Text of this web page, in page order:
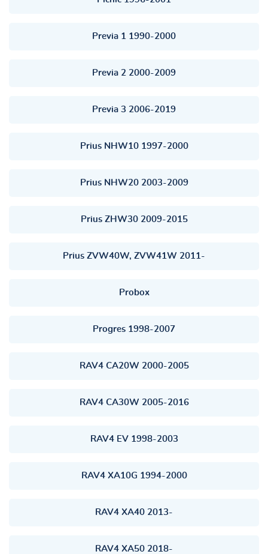
Previa 1 1990-2000
Previa 2 2000-2009
Previa 3 2006-2019
Prius NHW10 1997-2000
Prius NHW20 2003-2009
Prius ZHW30 2009-2015
Prius ZVW40W, ZVW41W 2011-
Probox
Progres 1998-2007
RAV4 CA20W 2000-2005
RAV4 CA30W 2005-2016
RAV4 EV 1998-2003
RAV4 XA10G 1994-2000
RAV4 XA40 2013-
RAV4 XA50 2018-